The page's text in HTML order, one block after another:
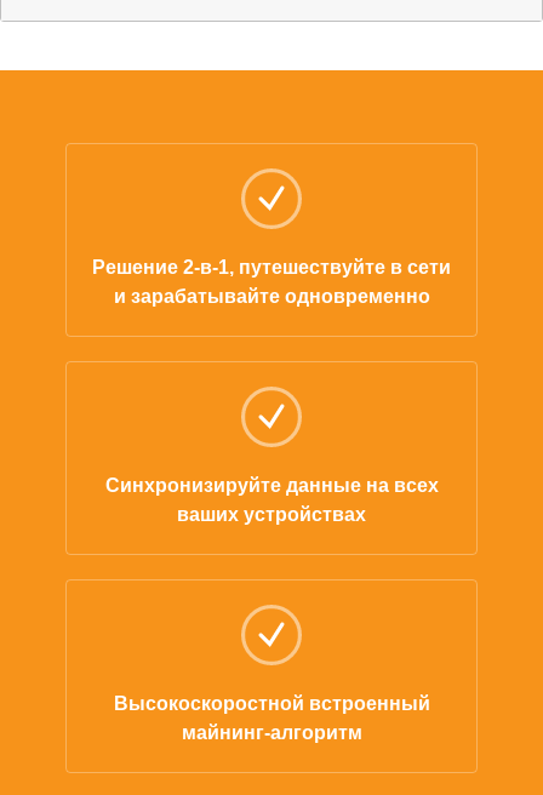
Решение 2-в-1, путешествуйте в сети
и зарабатывайте одновременно
Синхронизируйте данные на всех
ваших устройствах
Высокоскоростной встроенный
майнинг-алгоритм